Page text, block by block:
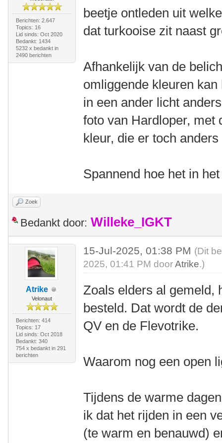
Berichten: 2.647
Topics: 16
Lid sinds: Oct 2020
Bedankt: 1434
5232 x bedankt in
2490 berichten
beetje ontleden uit
dat turkooise zit naast
Afhankelijk van de
omliggende kleuren
in een ander licht
foto van Hardloper, met
kleur, die er toch
Spannend hoe het in
Zoek
Bedankt door: Willeke_IGKT
Atrike
Velonaut
Berichten: 414
Topics: 17
Lid sinds: Oct 2018
Bedankt: 340
754 x bedankt in 291
berichten
15-Jul-2025, 01:38 PM (Dit
2025, 01:41 PM doorAtrike.)
Zoals elders al gemeld,
besteld. Dat wordt de
QV en de Flevotrike.
Waarom nog een open
Tijdens de warme
ik dat het rijden in een
(te warm en benauwd)